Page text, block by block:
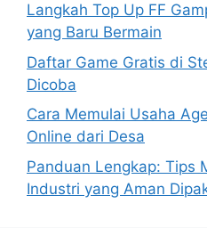
Langkah Top Up FF
yang Baru Bermain
Daftar Game Gratis di
Dicoba
Cara Memulai Usaha
Online dari Desa
Panduan Lengkap: Tips
Industri yang Aman